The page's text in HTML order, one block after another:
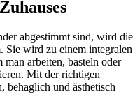
abgestimmt sind, wird die
Sie wird zu einem integralen
man arbeiten, basteln oder
Mit der richtigen
behaglich und ästhetisch